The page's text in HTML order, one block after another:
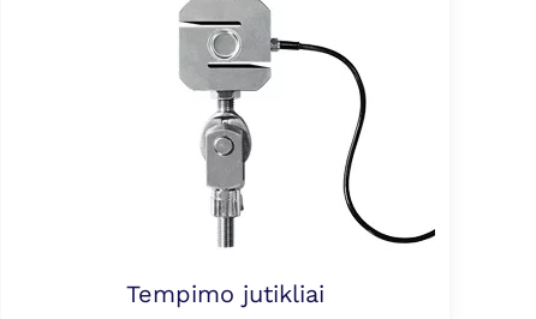
Tempimo jutikliai